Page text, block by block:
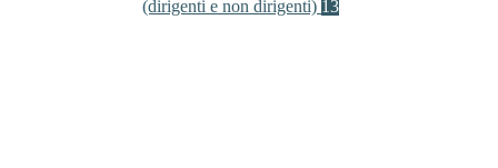
(dirigenti e non dirigenti) 13